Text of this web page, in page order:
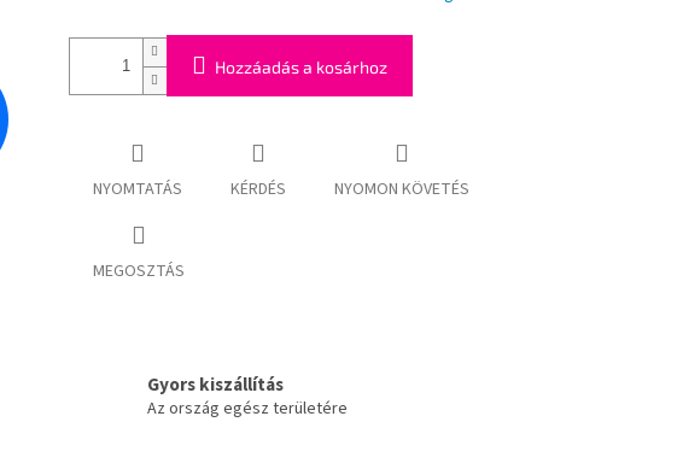
Hozzáadás a kosárhoz
NYOMTATÁS KÉRDÉS NYOMON KÖVETÉS
MEGOSZTÁS
Gyors kiszállítás
Az ország egész területére